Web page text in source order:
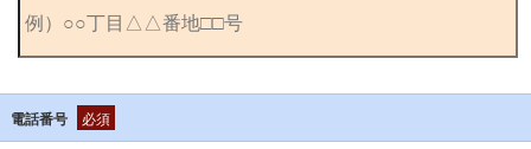
電話番号 必須